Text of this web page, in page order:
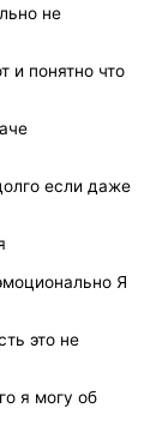
не
и понятно что
если даже
Я
это не
я могу об